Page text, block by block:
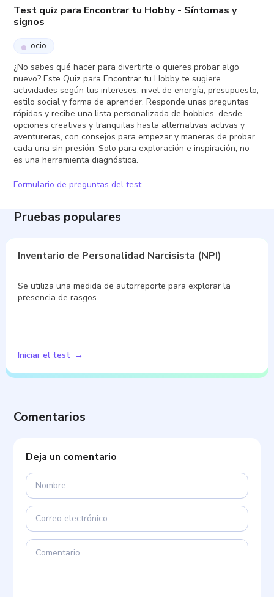
Test quiz para Encontrar tu Hobby - Síntomas y
signos
ocio
¿No sabes qué hacer para divertirte o quieres probar algo
nuevo? Este Quiz para Encontrar tu Hobby te sugiere
actividades según tus intereses, nivel de energía, presupuesto,
estilo social y forma de aprender. Responde unas preguntas
rápidas y recibe una lista personalizada de hobbies, desde
opciones creativas y tranquilas hasta alternativas activas y
aventureras, con consejos para empezar y maneras de probar
cada una sin presión. Solo para exploración e inspiración; no
es una herramienta diagnóstica.
Formulario de preguntas del test
Pruebas populares
Inventario de Personalidad Narcisista (NPI)
Se utiliza una medida de autorreporte para explorar la
presencia de rasgos…
Iniciar el test
Comentarios
Deja un comentario